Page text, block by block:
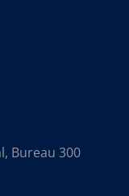
Bureau 300